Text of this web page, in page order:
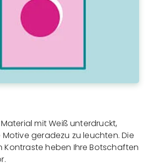
mit Weiß unterdruckt,
geradezu zu leuchten. Die
Kontraste heben Ihre Botschaften